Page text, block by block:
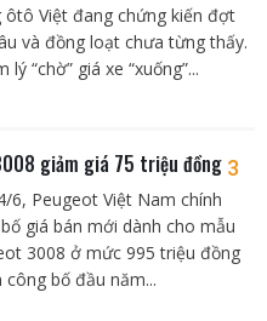
Việt đang chứng kiến đợt
và đồng loạt chưa từng thấy.
“chờ” giá xe “xuống”...
giảm giá 75 triệu đồng 3
6, Peugeot Việt Nam chính
giá bán mới dành cho mẫu
3008 ở mức 995 triệu đồng
bố đầu năm...